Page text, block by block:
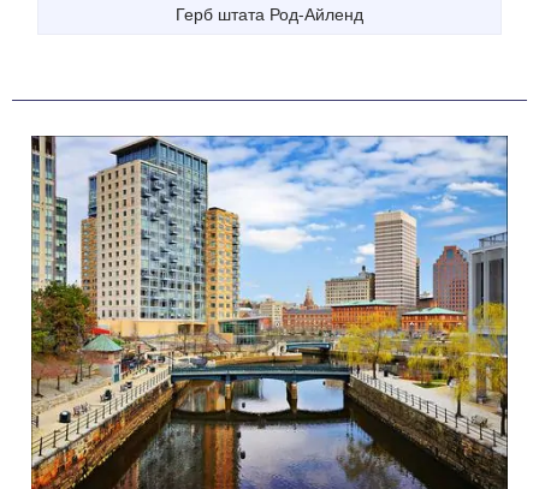
Герб штата Род-Айленд